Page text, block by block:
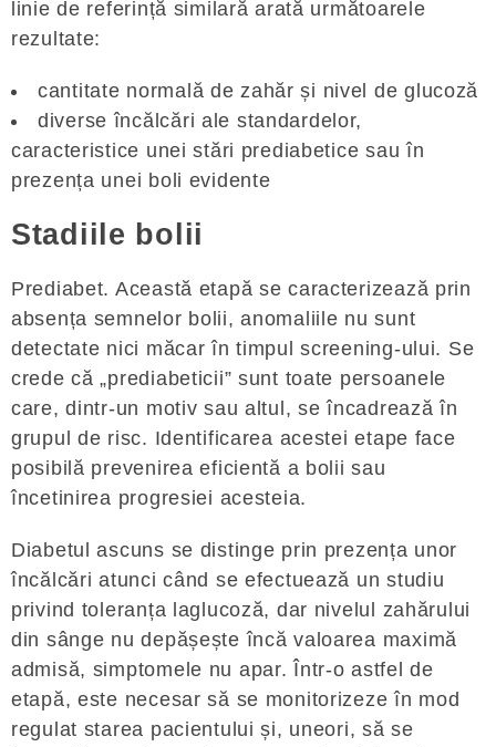
linie de referință similară arată următoarele
rezultate:
cantitate normală de zahăr și nivel de glucoză
diverse încălcări ale standardelor,
caracteristice unei stări prediabetice sau în
prezența unei boli evidente
Stadiile bolii
Prediabet. Această etapă se caracterizează prin
absența semnelor bolii, anomaliile nu sunt
detectate nici măcar în timpul screening-ului. Se
crede că „prediabeticii” sunt toate persoanele
care, dintr-un motiv sau altul, se încadrează în
grupul de risc. Identificarea acestei etape face
posibilă prevenirea eficientă a bolii sau
încetinirea progresiei acesteia.
Diabetul ascuns se distinge prin prezența unor
încălcări atunci când se efectuează un studiu
privind toleranța laglucoză, dar nivelul zahărului
din sânge nu depășește încă valoarea maximă
admisă, simptomele nu apar. Într-o astfel de
etapă, este necesar să se monitorizeze în mod
regulat starea pacientului și, uneori, să se